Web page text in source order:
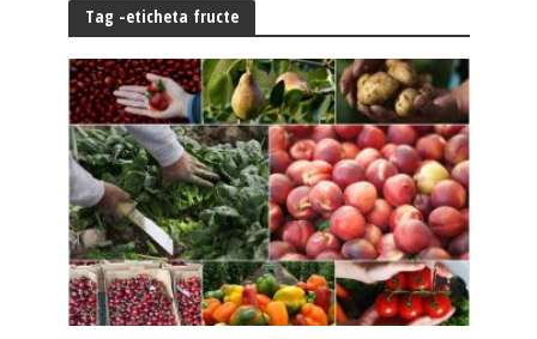
Tag -eticheta fructe